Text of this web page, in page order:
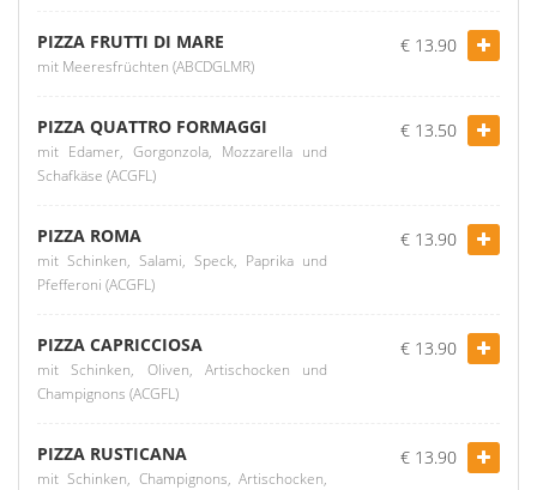
PIZZA FRUTTI DI MARE
mit Meeresfrüchten (ABCDGLMR)
€ 13.90
PIZZA QUATTRO FORMAGGI
mit Edamer, Gorgonzola, Mozzarella und
Schafkäse (ACGFL)
€ 13.50
PIZZA ROMA
mit Schinken, Salami, Speck, Paprika und
Pfefferoni (ACGFL)
€ 13.90
PIZZA CAPRICCIOSA
mit Schinken, Oliven, Artischocken und
Champignons (ACGFL)
€ 13.90
PIZZA RUSTICANA
mit Schinken, Champignons, Artischocken,
€ 13.90